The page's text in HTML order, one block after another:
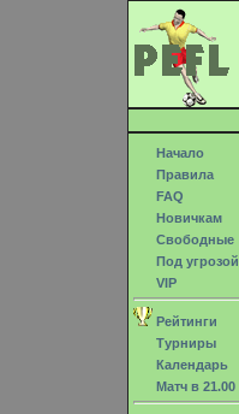
Начало
Правила
FAQ
Новичкам
Свободные
Под угрозой
VIP
Рейтинги
Турниры
Календарь
Матч в 21.00